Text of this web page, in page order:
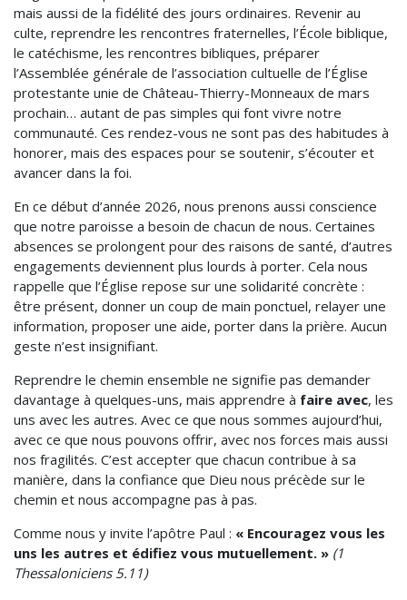
mais aussi de la fidélité des jours ordinaires. Revenir au
culte, reprendre les rencontres fraternelles, l’École biblique,
le catéchisme, les rencontres bibliques, préparer
l’Assemblée générale de l’association cultuelle de l’Église
protestante unie de Château-Thierry-Monneaux de mars
prochain… autant de pas simples qui font vivre notre
communauté. Ces rendez-vous ne sont pas des habitudes à
honorer, mais des espaces pour se soutenir, s’écouter et
avancer dans la foi.
En ce début d’année 2026, nous prenons aussi conscience
que notre paroisse a besoin de chacun de nous. Certaines
absences se prolongent pour des raisons de santé, d’autres
engagements deviennent plus lourds à porter. Cela nous
rappelle que l’Église repose sur une solidarité concrète :
être présent, donner un coup de main ponctuel, relayer une
information, proposer une aide, porter dans la prière. Aucun
geste n’est insignifiant.
Reprendre le chemin ensemble ne signifie pas demander
davantage à quelques-uns, mais apprendre à faire avec, les
uns avec les autres. Avec ce que nous sommes aujourd’hui,
avec ce que nous pouvons offrir, avec nos forces mais aussi
nos fragilités. C’est accepter que chacun contribue à sa
manière, dans la confiance que Dieu nous précède sur le
chemin et nous accompagne pas à pas.
Comme nous y invite l’apôtre Paul : « Encouragez vous les
uns les autres et édifiez vous mutuellement. » (1
Thessaloniciens 5.11)